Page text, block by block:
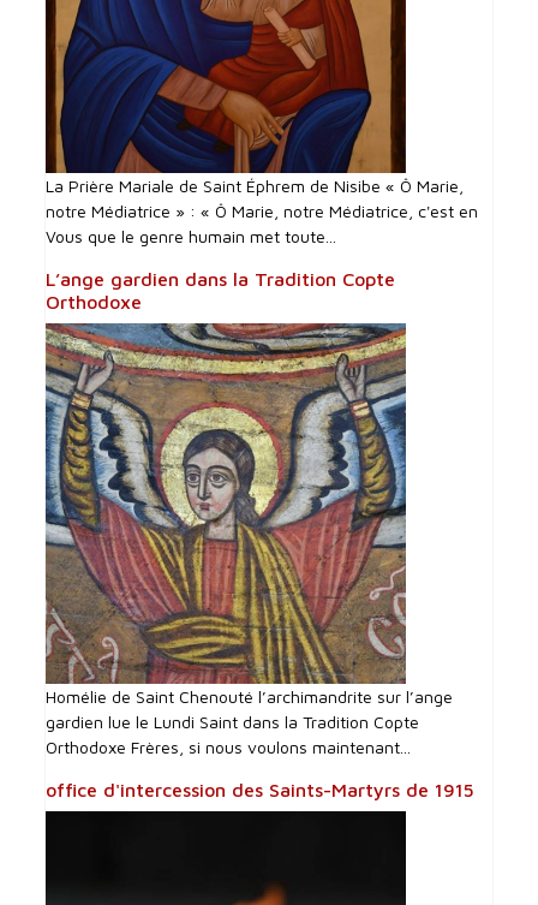
La Prière Mariale de Saint Éphrem de Nisibe « Ô Marie,
notre Médiatrice » : « Ô Marie, notre Médiatrice, c'est en
Vous que le genre humain met toute...
L’ange gardien dans la Tradition Copte
Orthodoxe
Homélie de Saint Chenouté l’archimandrite sur l’ange
gardien lue le Lundi Saint dans la Tradition Copte
Orthodoxe Frères, si nous voulons maintenant...
office d'intercession des Saints-Martyrs de 1915